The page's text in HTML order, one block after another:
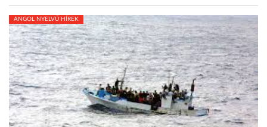
ANGOL NYELVŰ HÍREK